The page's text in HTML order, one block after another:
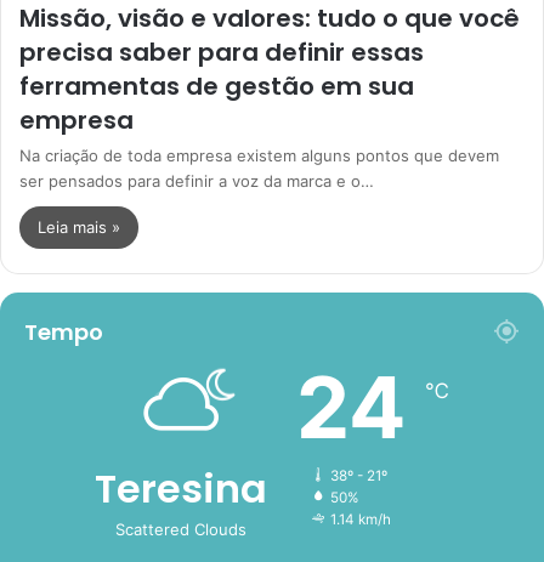
Missão, visão e valores: tudo o que você
precisa saber para definir essas
ferramentas de gestão em sua
empresa
Na criação de toda empresa existem alguns pontos que devem
ser pensados para definir a voz da marca e o…
Leia mais »
Tempo
Teresina
Scattered Clouds
24 ℃
38º - 21º
50%
1.14 km/h